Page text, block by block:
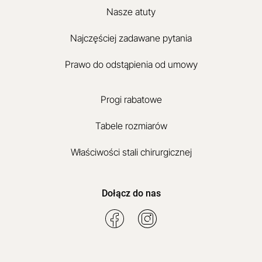
Nasze atuty
Najczęściej zadawane pytania
Prawo do odstąpienia od umowy
Progi rabatowe
Tabele rozmiarów
Właściwości stali chirurgicznej
Dołącz do nas